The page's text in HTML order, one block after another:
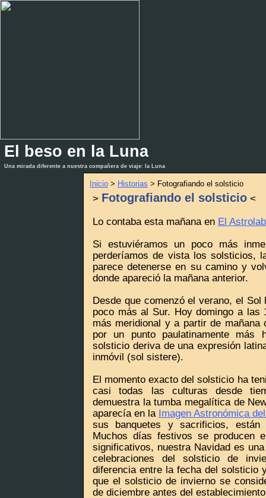
El beso en la Luna
Una mirada diferente a nuestra compañera de viaje: la Luna
Inicio > Historias > Fotografiando el solsticio
> Fotografiando el solsticio <
Lo contaba esta mañana en El
Si estuviéramos un poco más
perderíamos de vista los solsticios,
parece detenerse en su camino y
donde apareció la mañana anterior.
Desde que comenzó el verano, el
poco más al Sur. Hoy domingo a las
más meridional y a partir de mañana
por un punto paulatinamente más
solsticio deriva de una expresión
inmóvil (sol sistere).
El momento exacto del solsticio ha
casi todas las culturas desde
demuestra la tumba megalítica de
aparecía en la Imagen Astronómica
sus banquetes y sacrificios,
Muchos días festivos se producen
significativos, nuestra Navidad es
celebraciones del solsticio de
diferencia entre la fecha del solsticio
que el solsticio de invierno se
de diciembre antes del